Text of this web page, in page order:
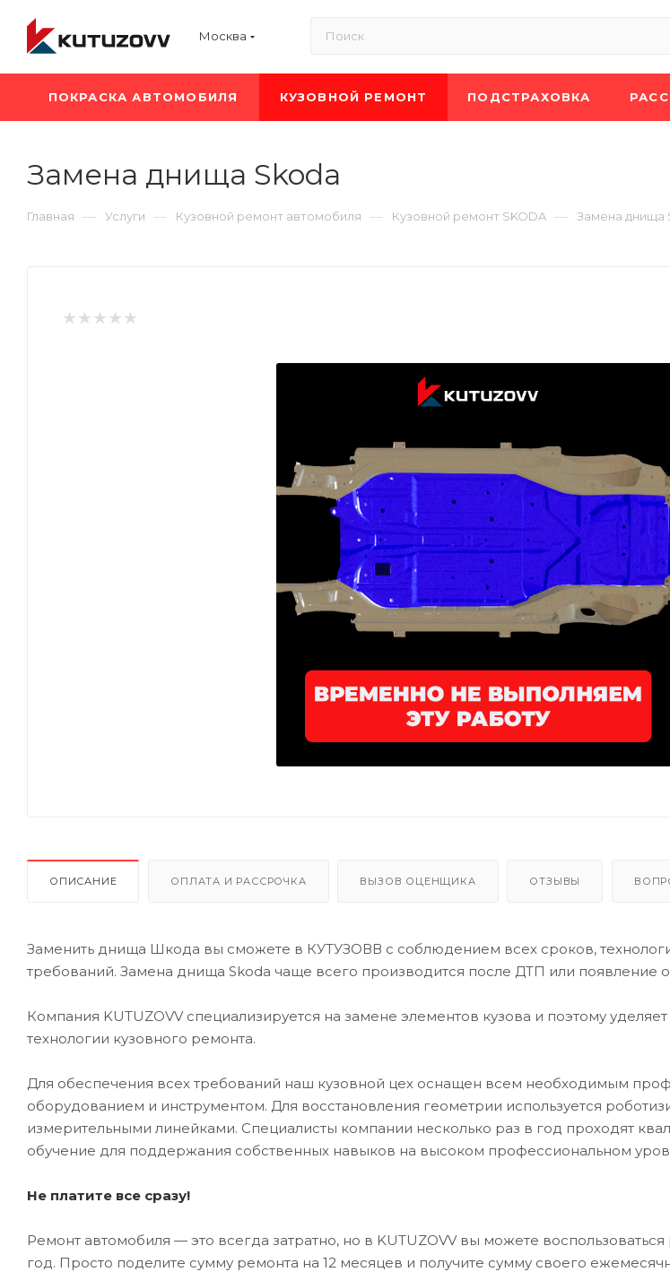
Москва
ПОКРАСКА АВТОМОБИЛЯ КУЗОВНОЙ РЕМОНТ ПОДСТРАХОВКА
Замена днища Skoda
Главная — Услуги — Кузовной ремонт автомобиля — Кузовной ремонт SKODA — Замена днища
ОПИСАНИЕ ОПЛАТА И РАССРОЧКА ВЫЗОВ ОЦЕНЩИКА ОТЗЫВЫ
Заменить днища Шкода вы сможете в КУТУЗОВВ с соблюдением всех сроков,
требований. Замена днища Skoda чаще всего производится после ДТП или появление
Компания KUTUZOVV специализируется на замене элементов кузова и поэтому
технологии кузовного ремонта.
Для обеспечения всех требований наш кузовной цех оснащен всем необходимым
оборудованием и инструментом. Для восстановления геометрии используется
измерительными линейками. Специалисты компании несколько раз в год проходят
обучение для поддержания собственных навыков на высоком профессиональном
Не платите все сразу!
Ремонт автомобиля — это всегда затратно, но в KUTUZOVV вы можете воспользоваться
год. Просто поделите сумму ремонта на 12 месяцев и получите сумму своего